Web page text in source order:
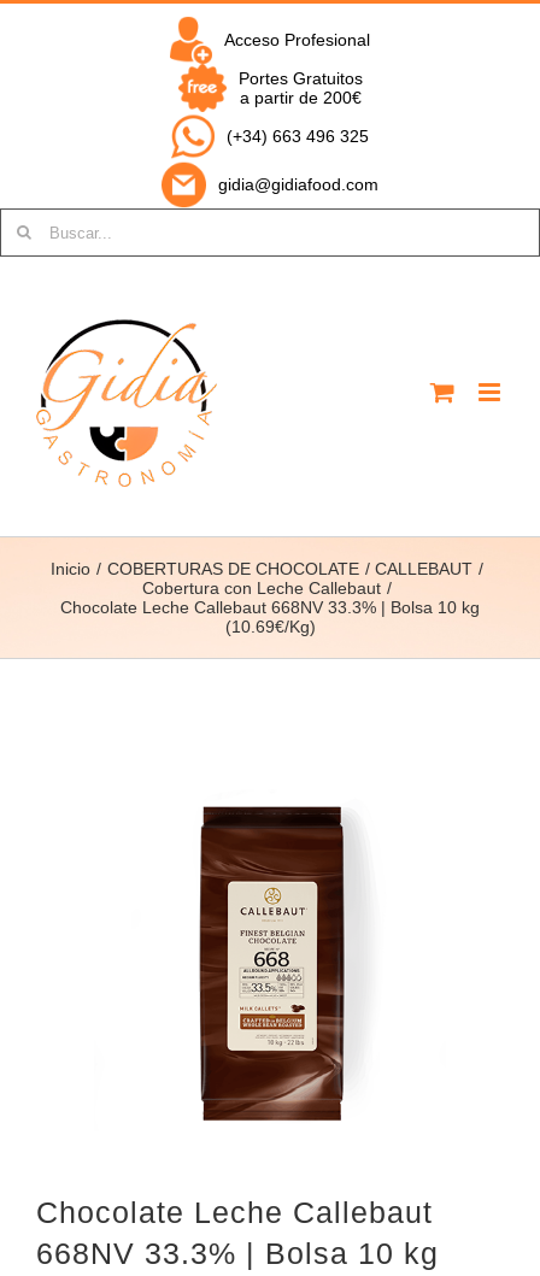
Saltar
Acceso Profesional
Portes Gratuitos
a partir de 200€
(+34) 663 496 325
gidia@gidiafood.com
Inicio COBERTURAS DE CHOCOLATE
CALLEBAUT
Cobertura con Leche Callebaut
Chocolate Leche Callebaut 668NV 33.3% | Bolsa 10 kg
(10.69€/Kg)
Chocolate Leche Callebaut
668NV 33.3% | Bolsa 10 kg